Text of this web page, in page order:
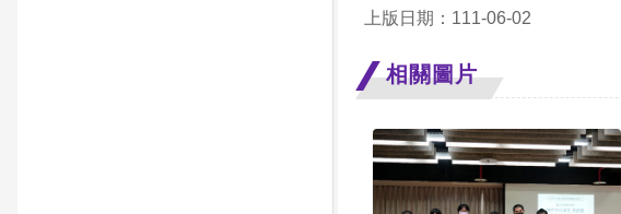
上版日期：111-06-02
相關圖片